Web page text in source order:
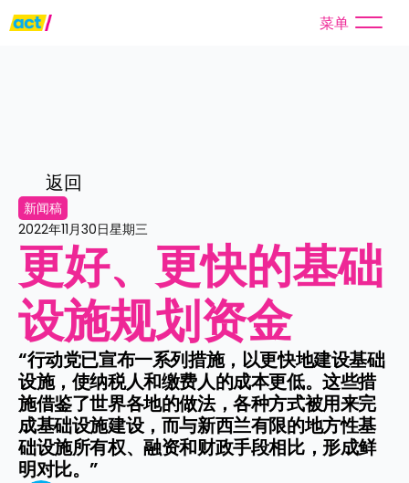
菜单
返回
新闻稿
2022年11月30日星期三
更好、更快的基础
设施规划资金
“行动党已宣布一系列措施，以更快地建设基础
设施，使纳税人和缴费人的成本更低。这些措
施借鉴了世界各地的做法，各种方式被用来完
成基础设施建设，而与新西兰有限的地方性基
础设施所有权、融资和财政手段相比，形成鲜
明对比。”